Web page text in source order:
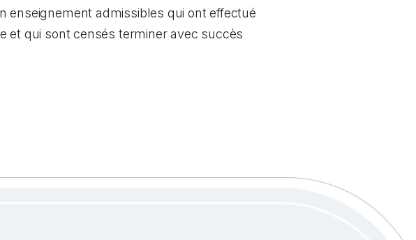
enseignement admissibles qui ont effectué
et qui sont censés terminer avec succès